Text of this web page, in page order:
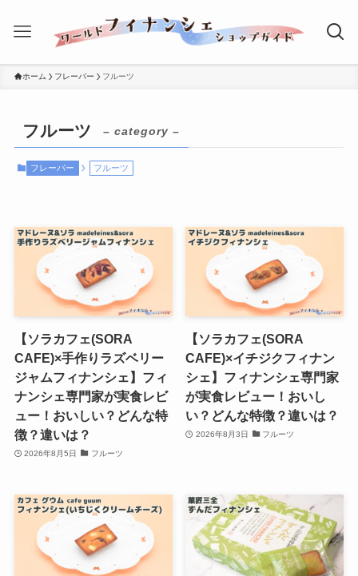
ホーム フレーバー フルーツ
フルーツ – category –
フレーバー フルーツ
【ソラカフェ(SORA
CAFE)×手作りラズベリー
ジャムフィナンシェ】フィ
ナンシェ専門家が実食レビ
ュー！おいしい？どんな特
徴？違いは？
2026年8月5日 フルーツ
【ソラカフェ(SORA
CAFE)×イチジクフィナン
シェ】フィナンシェ専門家
が実食レビュー！おいし
い？どんな特徴？違いは？
2026年8月3日 フルーツ